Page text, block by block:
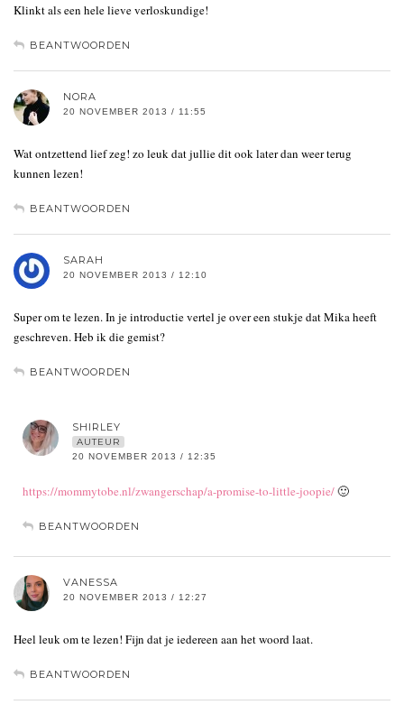
Klinkt als een hele lieve verloskundige!
BEANTWOORDEN
NORA
20 NOVEMBER 2013 / 11:55
Wat ontzettend lief zeg! zo leuk dat jullie dit ook later dan weer terug
kunnen lezen!
BEANTWOORDEN
SARAH
20 NOVEMBER 2013 / 12:10
Super om te lezen. In je introductie vertel je over een stukje dat Mika heeft
geschreven. Heb ik die gemist?
BEANTWOORDEN
SHIRLEY
AUTEUR
20 NOVEMBER 2013 / 12:35
https://mommytobe.nl/zwangerschap/a-promise-to-little-joopie/🙂
BEANTWOORDEN
VANESSA
20 NOVEMBER 2013 / 12:27
Heel leuk om te lezen! Fijn dat je iedereen aan het woord laat.
BEANTWOORDEN